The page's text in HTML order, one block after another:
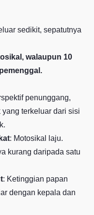
sedikit, sepatutnya
walaupun 10
penunggang,
terkeluar dari sisi
: Motosikal laju.
kurang daripada satu
: Ketinggian papan
dengan kepala dan